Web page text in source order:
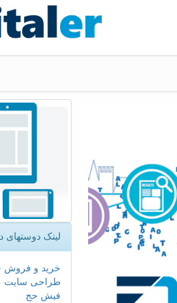
لینک دوستهای
خرید و فروش
طراحی سایت
فیش حج